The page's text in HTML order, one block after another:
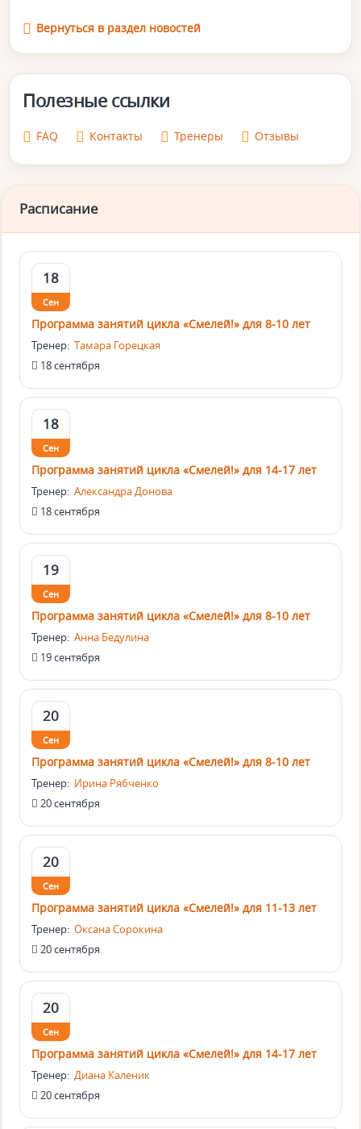
Вернуться в раздел новостей
Полезные ссылки
FAQ Контакты Тренеры Отзывы
Расписание
18
Сен
Программа занятий цикла «Смелей!» для 8-10 лет
Тренер: Тамара Горецкая
18 сентября
18
Сен
Программа занятий цикла «Смелей!» для 14-17 лет
Тренер: Александра Донова
18 сентября
19
Сен
Программа занятий цикла «Смелей!» для 8-10 лет
Тренер: Анна Бедулина
19 сентября
20
Сен
Программа занятий цикла «Смелей!» для 8-10 лет
Тренер: Ирина Рябченко
20 сентября
20
Сен
Программа занятий цикла «Смелей!» для 11-13 лет
Тренер: Оксана Сорокина
20 сентября
20
Сен
Программа занятий цикла «Смелей!» для 14-17 лет
Тренер: Диана Каленик
20 сентября